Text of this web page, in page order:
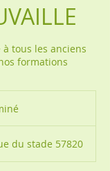
tous les anciens
formations
m
i
du stade 57820